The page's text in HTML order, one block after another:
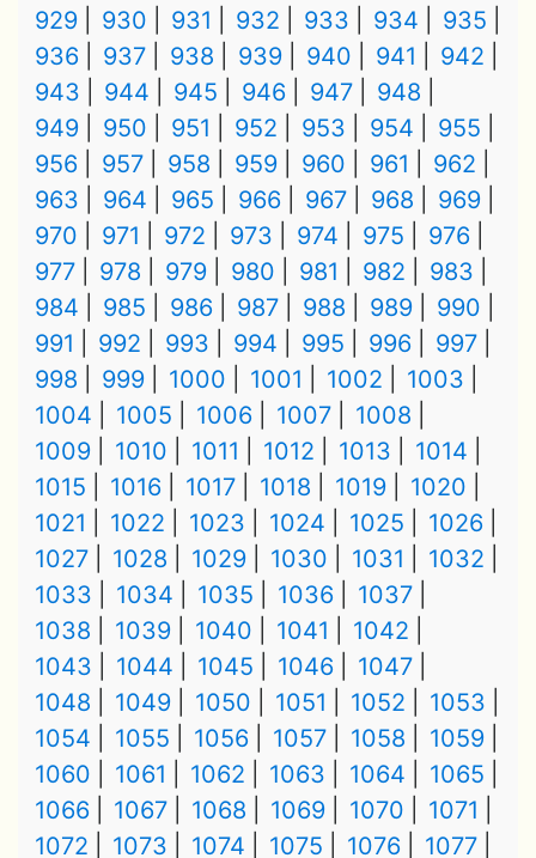
929
930 931 932 933 934
935
936
937 938 939 940 941
942
943
944 945 946 947
948
949
950 951 952 953 954
955
956
957 958 959 960 961
962
963
964 965 966 967 968
969
970
971 972 973 974 975
976
977
978 979 980 981 982
983
984
985 986 987 988 989
990
991
992 993 994 995 996
997
998
999 1000 1001 1002
1003
1004
1005 1006 1007
1008
1009
1010 1011 1012 1013
1014
1015
1016 1017 1018 1019
1020
1021
1022 1023 1024 1025
1026
1027
1028 1029 1030 1031
1032
1033
1034 1035 1036
1037
1038
1039 1040 1041
1042
1043
1044 1045 1046
1047
1048
1049 1050 1051 1052
1053
1054
1055 1056 1057 1058
1059
1060
1061 1062 1063 1064
1065
1066
1067 1068 1069 1070
1071
1072
1073 1074 1075 1076 1077